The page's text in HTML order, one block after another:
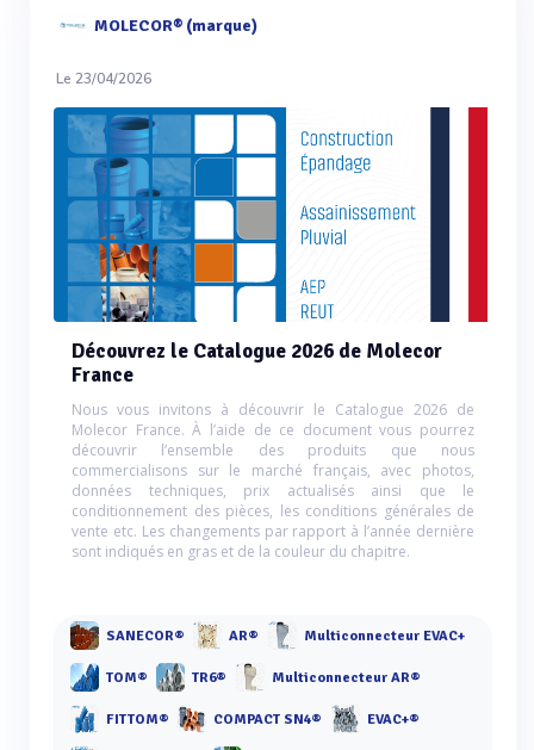
MOLECOR® (marque)
Le 23/04/2026
Découvrez le Catalogue 2026 de Molecor
France
Nous vous invitons à découvrir le Catalogue 2026 de
Molecor France. À l’aide de ce document vous pourrez
découvrir l’ensemble des produits que nous
commercialisons sur le marché français, avec photos,
données techniques, prix actualisés ainsi que le
conditionnement des pièces, les conditions générales de
vente etc. Les changements par rapport à l’année dernière
sont indiqués en gras et de la couleur du chapitre.
SANECOR® AR® Multiconnecteur EVAC+
TOM® TR6® Multiconnecteur AR®
FITTOM® COMPACT SN4® EVAC+®